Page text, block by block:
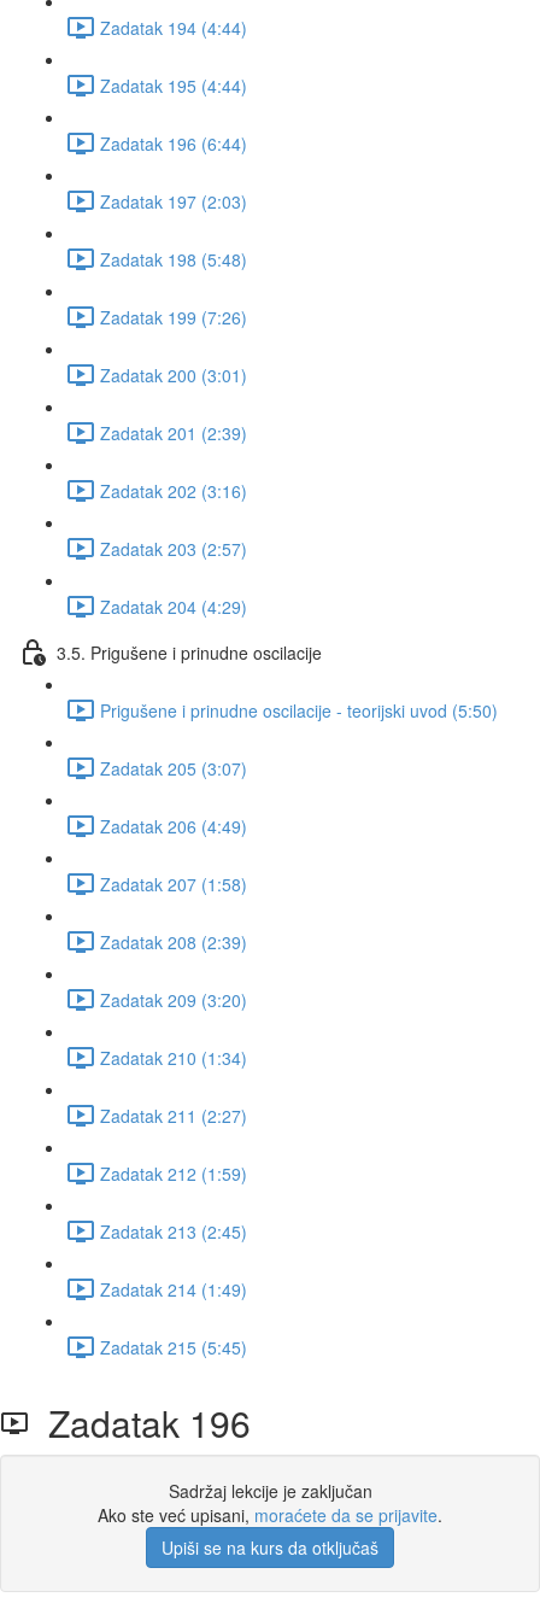
Zadatak 194 (4:44)
Zadatak 195 (4:44)
Zadatak 196 (6:44)
Zadatak 197 (2:03)
Zadatak 198 (5:48)
Zadatak 199 (7:26)
Zadatak 200 (3:01)
Zadatak 201 (2:39)
Zadatak 202 (3:16)
Zadatak 203 (2:57)
Zadatak 204 (4:29)
3.5. Prigušene i prinudne oscilacije
Prigušene i prinudne oscilacije - teorijski uvod (5:50)
Zadatak 205 (3:07)
Zadatak 206 (4:49)
Zadatak 207 (1:58)
Zadatak 208 (2:39)
Zadatak 209 (3:20)
Zadatak 210 (1:34)
Zadatak 211 (2:27)
Zadatak 212 (1:59)
Zadatak 213 (2:45)
Zadatak 214 (1:49)
Zadatak 215 (5:45)
Zadatak 196
Sadržaj lekcije je zaključan
Ako ste već upisani, moraćete da se prijavite.
Upiši se na kurs da otključaš